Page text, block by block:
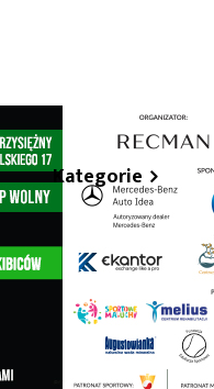
Kategorie
Z życia miasta
Kultura